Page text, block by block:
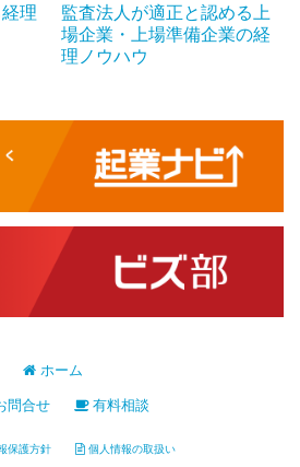
理
監査法人が適正と認める上
場企業・上場準備企業の経
理ノウハウ
ホーム
問合せ
有料相談
保護方針 個人情報の取扱い